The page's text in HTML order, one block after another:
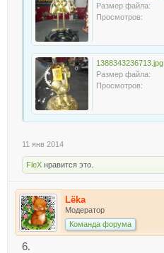
Размер файла:
Просмотров:
1388343236713.jpg
Размер файла:
Просмотров:
11 янв 2014
FleX нравится это.
Lёka
Модератор
Команда форума
6.